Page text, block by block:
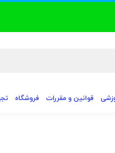
قوانین و مقررات فروشگاه